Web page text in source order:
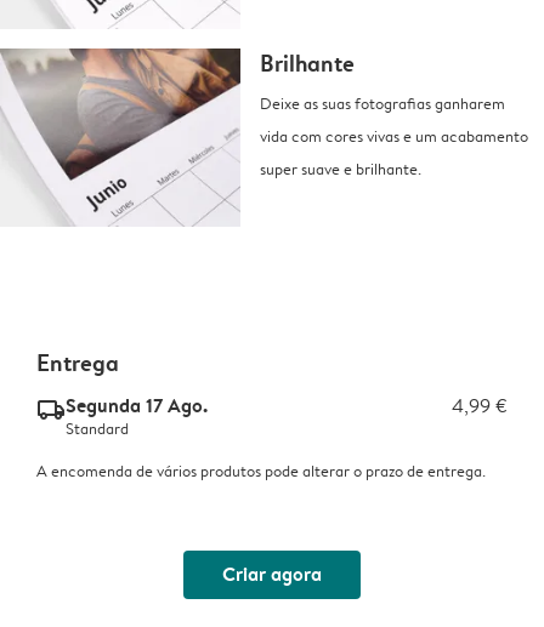
Brilhante
Deixe as suas fotografias ganharem
vida com cores vivas e um acabamento
super suave e brilhante.
Entrega
delivery_standard_v2Segunda 17 Ago. 4,99 €
Standard
A encomenda de vários produtos pode alterar o prazo de entrega.
Criar agora